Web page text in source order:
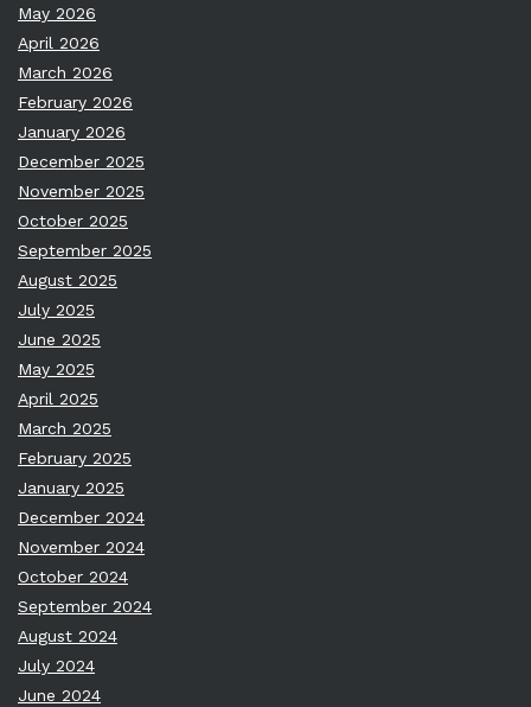
May 2026
April 2026
March 2026
February 2026
January 2026
December 2025
November 2025
October 2025
September 2025
August 2025
July 2025
June 2025
May 2025
April 2025
March 2025
February 2025
January 2025
December 2024
November 2024
October 2024
September 2024
August 2024
July 2024
June 2024